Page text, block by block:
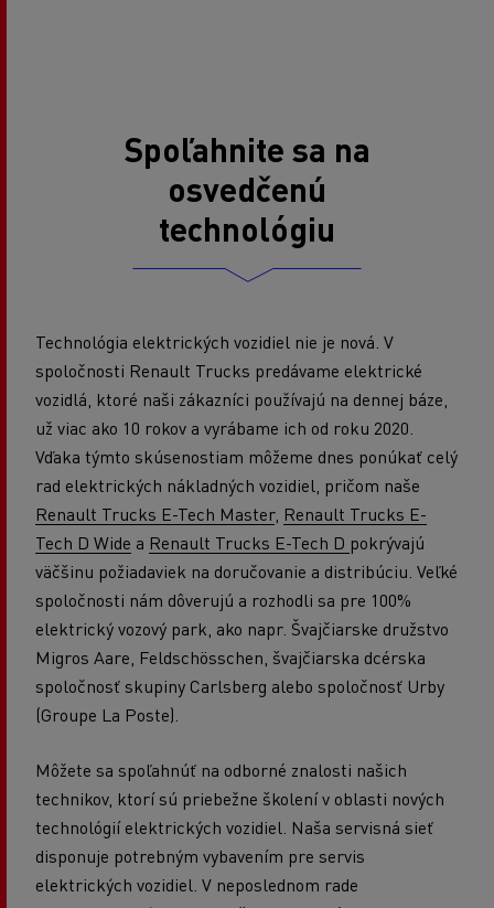
Spoľahnite sa na
osvedčenú
technológiu
Technológia elektrických vozidiel nie je nová. V
spoločnosti Renault Trucks predávame elektrické
vozidlá, ktoré naši zákazníci používajú na dennej báze,
už viac ako 10 rokov a vyrábame ich od roku 2020.
Vďaka týmto skúsenostiam môžeme dnes ponúkať celý
rad elektrických nákladných vozidiel, pričom naše
Renault Trucks E-Tech Master, Renault Trucks E-
Tech D Wide a Renault Trucks E-Tech D pokrývajú
väčšinu požiadaviek na doručovanie a distribúciu. Veľké
spoločnosti nám dôverujú a rozhodli sa pre 100%
elektrický vozový park, ako napr. Švajčiarske družstvo
Migros Aare , Feldschösschen , švajčiarska dcérska
spoločnosť skupiny Carlsberg alebo spoločnosť Urby
(Groupe La Poste)
Môžete sa spoľahnúť na odborné znalosti našich
technikov, ktorí sú priebežne školení v oblasti nových
technológií elektrických vozidiel. Naša servisná sieť
disponuje potrebným vybavením pre servis
elektrických vozidiel. V neposlednom rade